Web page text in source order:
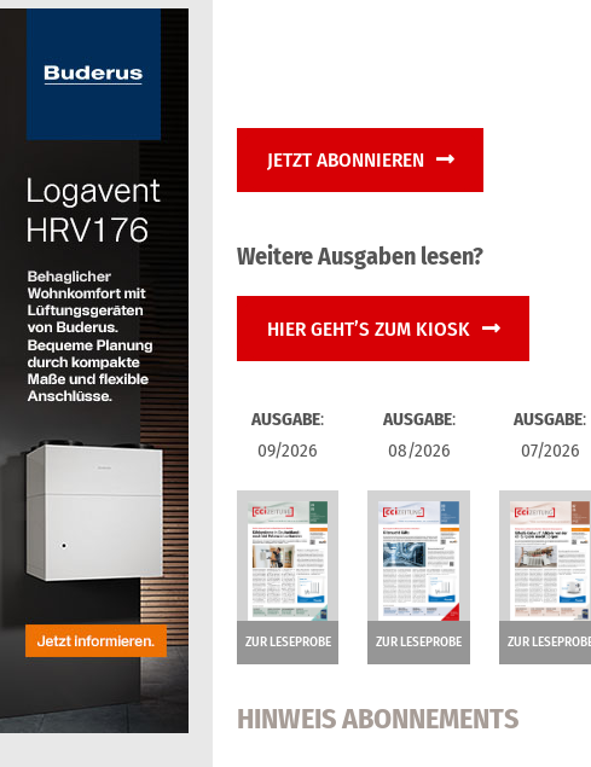
JETZT ABONNIEREN
Weitere Ausgaben lesen?
HIER GEHT’S ZUM KIOSK
AUSGABE:
09/2026
ZUR LESEPROBE
AUSGABE:
08/2026
ZUR LESEPROBE
AUSGABE:
07/2026
ZUR
HINWEIS ABONNEMENTS